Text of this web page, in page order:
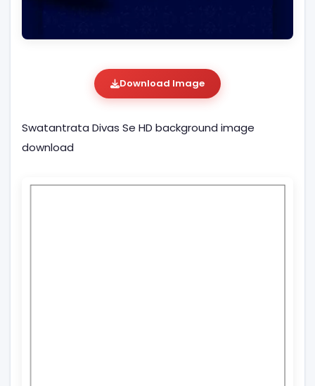
Download Image
Swatantrata Divas Se HD background image
download